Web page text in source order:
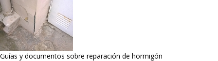
Guías y documentos sobre reparación de hormigón